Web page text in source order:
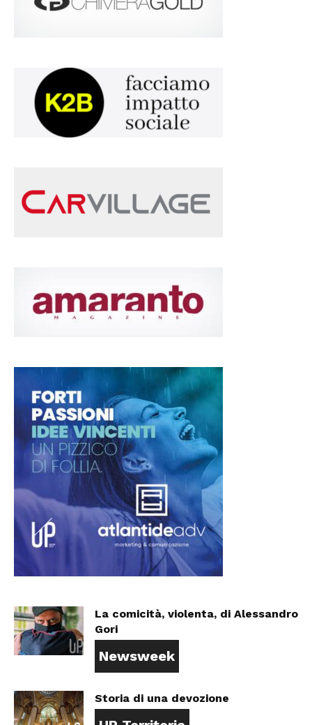
La comicità, violenta, di Alessandro
Gori
Newsweek
Storia di una devozione